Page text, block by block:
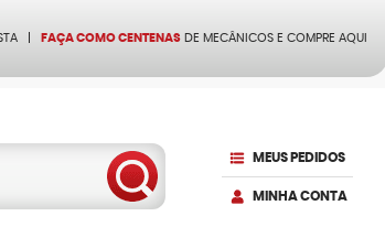
FAÇA COMO CENTENAS DE MECÂNICOS E COMPRE AQUI
MEUS PEDIDOS
MINHA CONTA